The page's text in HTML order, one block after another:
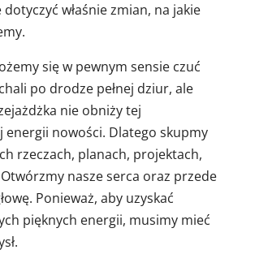
właśnie zmian, na jakie
się w pewnym sensie czuć
po drodze pełnej dziur, ale
nie obniży tej
energii nowości. Dlatego skupmy
rzeczach, planach, projektach,
Otwórzmy nasze serca oraz przede
Ponieważ, aby uzyskać
pięknych energii, musimy mieć